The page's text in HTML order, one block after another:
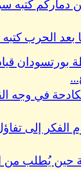
دماركم كتبه
بعد الحرب
بورتسودان
في وجه
إلى
حين يُطلب